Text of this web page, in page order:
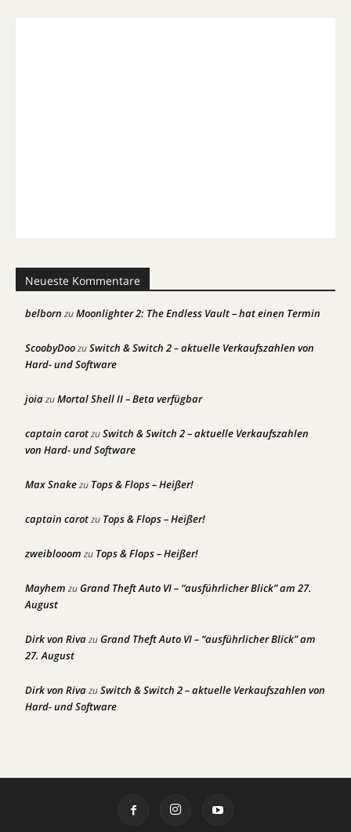
Neueste Kommentare
belborn zuMoonlighter 2: The Endless Vault – hat einen Termin
ScoobyDoozuSwitch & Switch 2 – aktuelle Verkaufszahlen von
Hard- und Software
joiazuMortal Shell II – Beta verfügbar
captain carotzuSwitch & Switch 2 – aktuelle Verkaufszahlen
von Hard- und Software
Max Snakezu Tops & Flops – Heißer!
captain carotzu Tops & Flops – Heißer!
zweiblooom zu Tops & Flops – Heißer!
Mayhem zuGrand Theft Auto VI – “ausführlicher Blick” am 27.
August
Dirk von RivazuGrand Theft Auto VI – “ausführlicher Blick” am
27. August
Dirk von RivazuSwitch & Switch 2 – aktuelle Verkaufszahlen von
Hard- und Software